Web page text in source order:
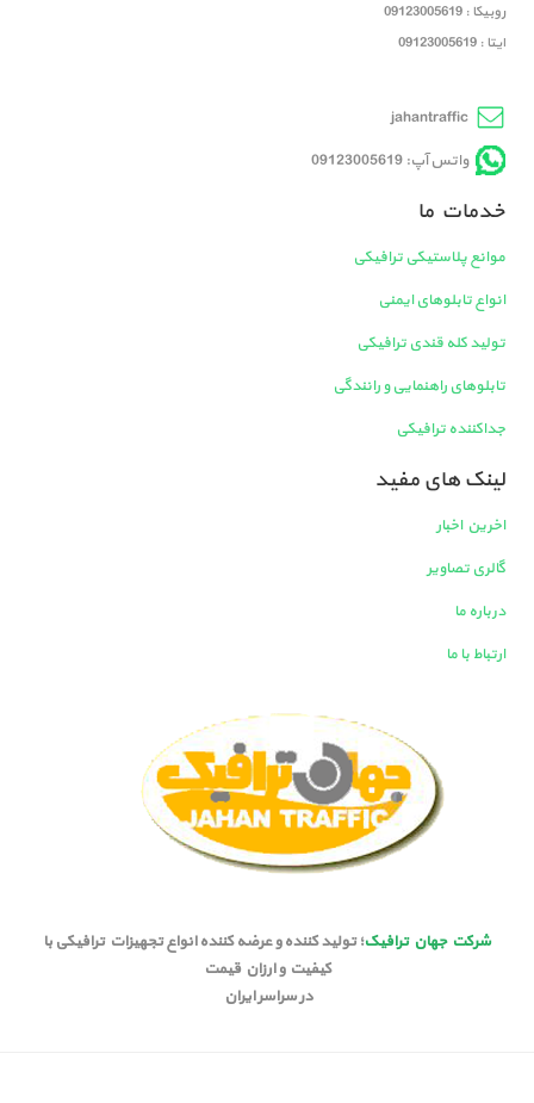
روبیکا : 09123005619
ایتا : 09123005619
jahantraffic
واتس آپ: 09123005619
خدمات ما
موانع پلاستیکی ترافیکی
انواع تابلوهای ایمنی
تولید کله قندی ترافیکی
تابلوهای راهنمایی و رانندگی
جداکننده ترافیکی
لینک های مفید
اخرین اخبار
گالری تصاویر
درباره ما
ارتباط با ما
شرکت جهان ترافیک؛ تولید کننده و عرضه کننده انواع تجهیزات ترافیکی با
کیفیت و ارزان قیمت
در سراسر ایران